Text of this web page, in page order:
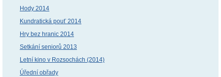
Hody 2014
Kundratická pouť 2014
Hry bez hranic 2014
Setkání seniorů 2013
Letní kino v Rozsochách (2014)
Úřední obřady